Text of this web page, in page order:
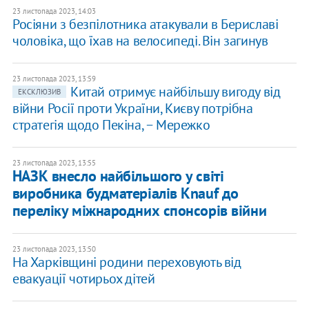
23 листопада 2023, 14:03
Росіяни з безпілотника атакували в Бериславі
чоловіка, що їхав на велосипеді. Він загинув
23 листопада 2023, 13:59
ЕКСКЛЮЗИВ
Китай отримує найбільшу вигоду від
війни Росії проти України, Києву потрібна
стратегія щодо Пекіна, − Мережко
23 листопада 2023, 13:55
НАЗК внесло найбільшого у світі
виробника будматеріалів Knauf до
переліку міжнародних спонсорів війни
23 листопада 2023, 13:50
На Харківщині родини переховують від
евакуації чотирьох дітей